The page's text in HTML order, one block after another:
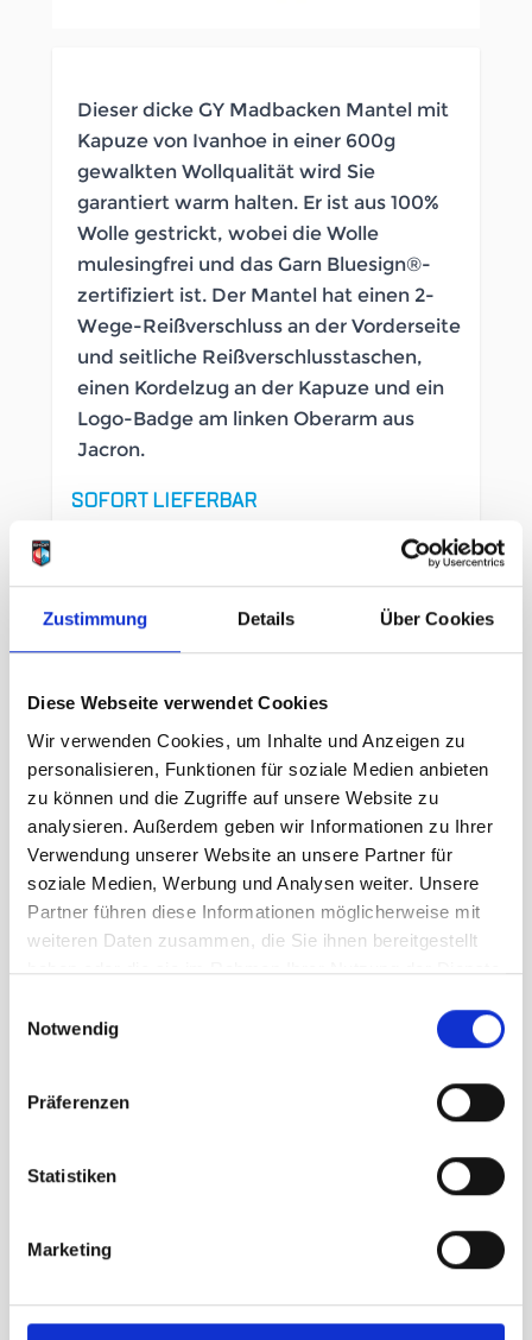
Zustimmung Details Über Cookies
Diese Webseite verwendet Cookies
Wir verwenden Cookies, um Inhalte und Anzeigen zu
personalisieren, Funktionen für soziale Medien anbieten
zu können und die Zugriffe auf unsere Website zu
analysieren. Außerdem geben wir Informationen zu Ihrer
Verwendung unserer Website an unsere Partner für
soziale Medien, Werbung und Analysen weiter. Unsere
Partner führen diese Informationen möglicherweise mit
weiteren Daten zusammen, die Sie ihnen bereitgestellt
haben oder die sie im Rahmen Ihrer Nutzung der Dienste
Notwendig
Präferenzen
Statistiken
Marketing
Dieser dicke GY Madbacken Mantel mit
Kapuze von Ivanhoe in einer 600g
gewalkten Wollqualität wird Sie
garantiert warm halten. Er ist aus 100%
Wolle gestrickt, wobei die Wolle
mulesingfrei und das Garn Bluesign®-
zertifiziert ist. Der Mantel hat einen 2-
Wege-Reißverschluss an der Vorderseite
und seitliche Reißverschlusstaschen,
einen Kordelzug an der Kapuze und ein
Logo-Badge am linken Oberarm aus
Jacron.
SOFORT LIEFERBAR
LB_2644150000
Geschlecht Damen
Größe
44 46
UVP329,95 €
unser Preis ab:230,97 € - 30%
Menge
Beschreibung /
Ivanhoe GY Madbacken Coat
- Nicht winddicht, hält aber den